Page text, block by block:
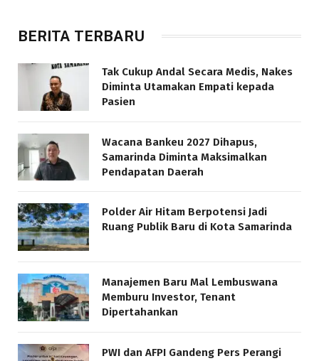
BERITA TERBARU
Tak Cukup Andal Secara Medis, Nakes
Diminta Utamakan Empati kepada
Pasien
Wacana Bankeu 2027 Dihapus,
Samarinda Diminta Maksimalkan
Pendapatan Daerah
Polder Air Hitam Berpotensi Jadi
Ruang Publik Baru di Kota Samarinda
Manajemen Baru Mal Lembuswana
Memburu Investor, Tenant
Dipertahankan
PWI dan AFPI Gandeng Pers Perangi